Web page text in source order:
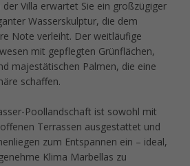
Villa erwartet Sie ein großzügiger
Wasserskulptur, die dem
Note verleiht. Der weitläufige
mit gepflegten Grünflächen,
majestätischen Palmen, die eine
schaffen.
Poollandschaft ist sowohl mit
Terrassen ausgestattet und
zum Entspannen ein – ideal,
Klima Marbellas zu